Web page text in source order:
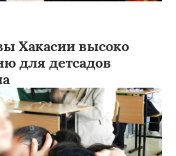
Хакасии высоко
для детсадов